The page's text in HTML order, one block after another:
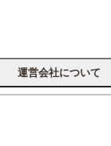
運営会社について